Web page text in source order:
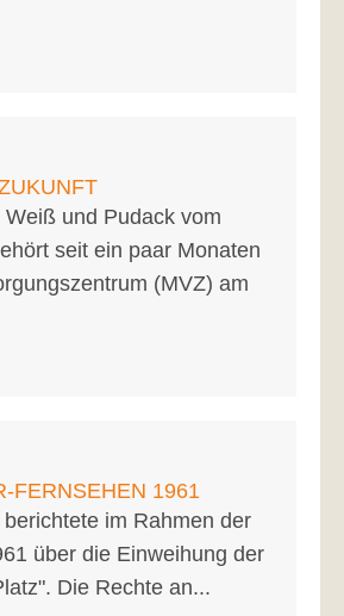
und Pudack vom
seit ein paar Monaten
(MVZ) am
FERNSEHEN 1961
im Rahmen der
über die Einweihung der
Die Rechte an...